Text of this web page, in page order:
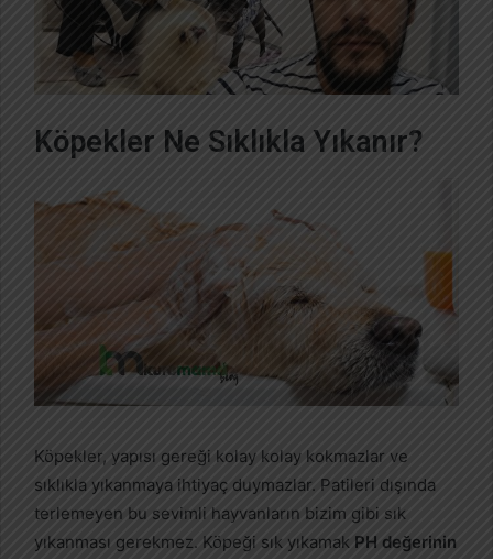
Köpekler Ne Sıklıkla Yıkanır?
Köpekler, yapısı gereği kolay kolay kokmazlar ve
sıklıkla yıkanmaya ihtiyaç duymazlar. Patileri dışında
terlemeyen bu sevimli hayvanların bizim gibi sık
yıkanması gerekmez. Köpeği sık yıkamak PH değerinin